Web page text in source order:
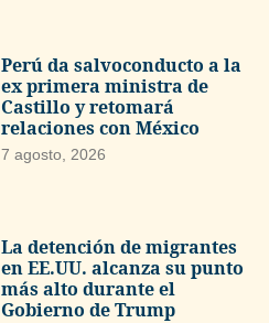
Perú da salvoconducto a la
ex primera ministra de
Castillo y retomará
relaciones con México
7 agosto, 2026
La detención de migrantes
en EE.UU. alcanza su punto
más alto durante el
Gobierno de Trump